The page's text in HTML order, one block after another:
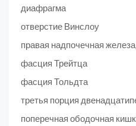
диафрагма
отверстие Винслоу
правая надпочечная
фасция Трейтца
фасция Тольдта
третья порция
поперечная ободочная